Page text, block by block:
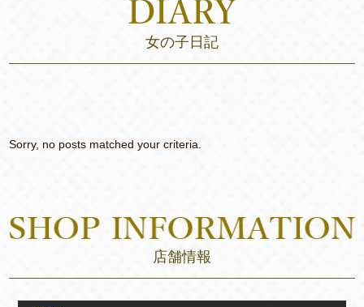
女の子日記
Sorry, no posts matched your criteria.
店舗情報